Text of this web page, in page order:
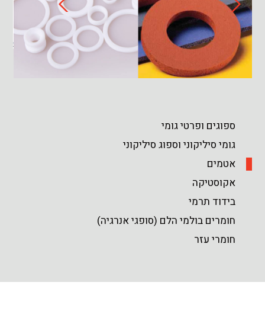
ספוגים ופרטי גומי
גומי סיליקוני וספוג סיליקוני
אטמים
אקוסטיקה
בידוד תרמי
חומרים בולמי הלם (סופגי אנרגיה)
חומרי עזר